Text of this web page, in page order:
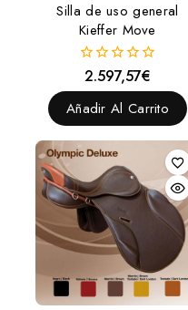
Silla de uso general
Kieffer Move
0
fuera
de
5
2.597,57€
Añadir Al Carrito